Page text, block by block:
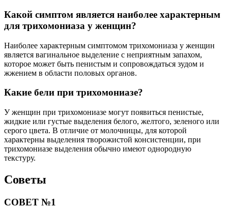
Какой симптом является наиболее характерным
для трихомониаза у женщин?
Наиболее характерным симптомом трихомониаза у женщин
является вагинальное выделение с неприятным запахом,
которое может быть пенистым и сопровождаться зудом и
жжением в области половых органов.
Какие бели при трихомониазе?
У женщин при трихомониазе могут появиться пенистые,
жидкие или густые выделения белого, желтого, зеленого или
серого цвета. В отличие от молочницы, для которой
характерны выделения творожистой консистенции, при
трихомониазе выделения обычно имеют однородную
текстуру.
Советы
СОВЕТ №1